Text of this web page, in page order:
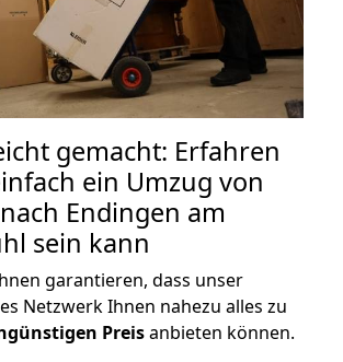
gemacht: Erfahren
ein Umzug von
Endingen am
sein kann
garantieren, dass unser
Netzwerk Ihnen nahezu alles zu
Preisanbieten können.